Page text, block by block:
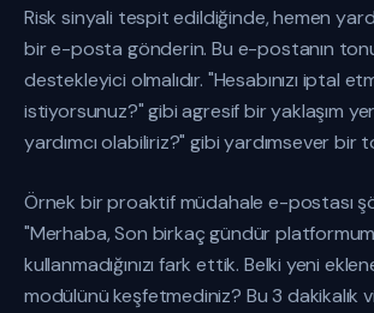
Risk sinyali tespit edildiğinde, hemen
bir e-posta gönderin. Bu e-postanın
destekleyici olmalıdır. "Hesabınızı iptal
istiyorsunuz?" gibi agresif bir yaklaşım
yardımcı olabiliriz?" gibi yardımsever bir
Örnek bir proaktif müdahale e-postası
"Merhaba, Son birkaç gündür
kullanmadığınızı fark ettik. Belki yeni
modülünü keşfetmediniz? Bu 3 dakikalık